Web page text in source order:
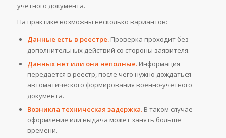
учетного документа.
На практике возможны несколько вариантов:
Данные есть в реестре.Проверка проходит без
дополнительных действий со стороны заявителя.
Данных нет или они неполные.Информация
передается в реестр, после чего нужно дождаться
автоматического формирования военно-учетного
документа.
Возникла техническая задержка.В таком случае
оформление или выдача может занять больше
времени.